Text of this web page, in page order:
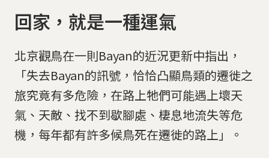
回家，就是一種運氣
北京觀鳥在一則Bayan的近況更新中指出，
「失去Bayan的訊號，恰恰凸顯鳥類的遷徙之
旅究竟有多危險，在路上牠們可能遇上壞天
氣、天敵、找不到歇腳處、棲息地流失等危
機，每年都有許多候鳥死在遷徙的路上」。